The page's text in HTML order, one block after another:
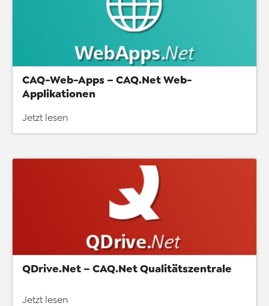
CAQ-Web-Apps – CAQ.Net Web-
Applikationen
Jetzt lesen
QDrive.Net – CAQ.Net Qualitätszentrale
Jetzt lesen